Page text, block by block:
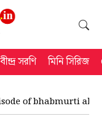
সরণি মিনি সিরিজ
of bhabmurti